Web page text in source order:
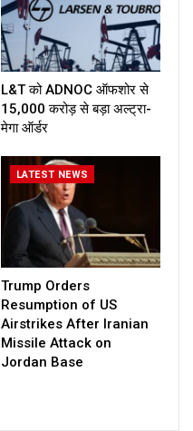
L&T को ADNOC ऑफशोर से
₹15,000 करोड़ से बड़ा अल्ट्रा-
मेगा ऑर्डर
LATEST NEWS
Trump Orders
Resumption of US
Airstrikes After Iranian
Missile Attack on
Jordan Base